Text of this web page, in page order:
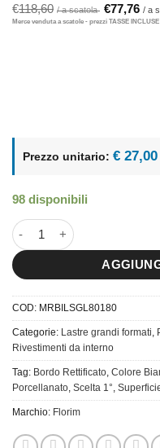
€118,60
Il
prezzo
€77,76
Prezzo unitario: €
98 disponibili
80x180 Marble Bianco
COD: MRBILSGL80180
Categorie: Lastre grandi formati
Rivestimenti da interno
Tag: Bordo Rettificato Colore
Porcellanato Scelta 1°
Marchio: Florim